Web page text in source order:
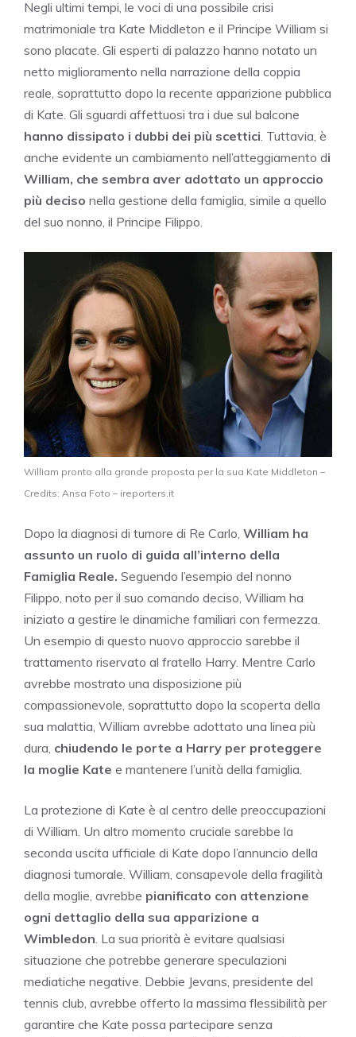
Negli ultimi tempi, le voci di una possibile crisi
matrimoniale tra Kate Middleton e il Principe William si
sono placate. Gli esperti di palazzo hanno notato un
netto miglioramento nella narrazione della coppia
reale, soprattutto dopo la recente apparizione pubblica
di Kate. Gli sguardi affettuosi tra i due sul balcone
hanno dissipato i dubbi dei più scettici . Tuttavia, è
anche evidente un cambiamento nell’atteggiamento di
William, che sembra aver adottato un approccio
più deciso nella gestione della famiglia, simile a quello
del suo nonno, il Principe Filippo.
William pronto alla grande proposta per la sua Kate Middleton –
Credits: Ansa Foto – ireporters.it
Dopo la diagnosi di tumore di Re Carlo, William ha
assunto un ruolo di guida all’interno della
Famiglia Reale. Seguendo l’esempio del nonno
Filippo, noto per il suo comando deciso, William ha
iniziato a gestire le dinamiche familiari con fermezza.
Un esempio di questo nuovo approccio sarebbe il
trattamento riservato al fratello Harry. Mentre Carlo
avrebbe mostrato una disposizione più
compassionevole, soprattutto dopo la scoperta della
sua malattia, William avrebbe adottato una linea più
dura, chiudendo le porte a Harry per proteggere
la moglie Kate e mantenere l’unità della famiglia.
La protezione di Kate è al centro delle preoccupazioni
di William. Un altro momento cruciale sarebbe la
seconda uscita ufficiale di Kate dopo l’annuncio della
diagnosi tumorale. William, consapevole della fragilità
della moglie, avrebbe pianificato con attenzione
ogni dettaglio della sua apparizione a
Wimbledon. La sua priorità è evitare qualsiasi
situazione che potrebbe generare speculazioni
mediatiche negative. Debbie Jevans, presidente del
tennis club, avrebbe offerto la massima flessibilità per
garantire che Kate possa partecipare senza